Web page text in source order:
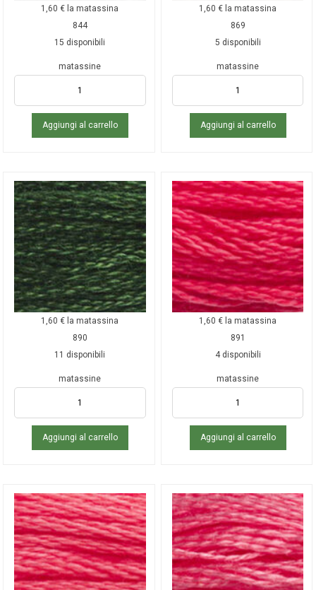
1,60€ la matassina
844
15 disponibili
matassine
Aggiungi al carrello
1,60€ la matassina
869
5 disponibili
matassine
Aggiungi al carrello
1,60€ la matassina
890
11 disponibili
matassine
Aggiungi al carrello
1,60€ la matassina
891
4 disponibili
matassine
Aggiungi al carrello